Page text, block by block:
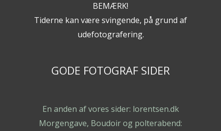
BEMÆRK!
Tiderne kan være svingende, på grund af
udefotografering.
GODE FOTOGRAF SIDER
En anden af vores sider: lorentsen.dk
Morgengave, Boudoir og polterabend: